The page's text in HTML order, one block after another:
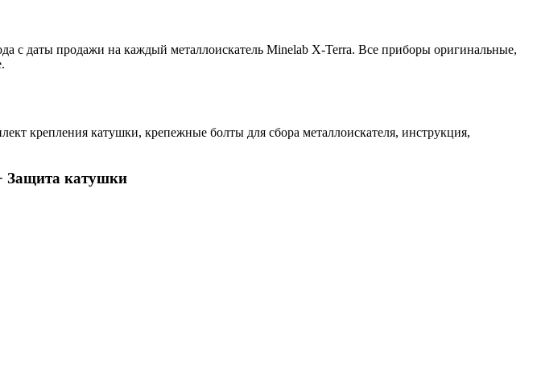
с даты продажи на каждый металлоискатель Minelab X-Terra. Все приборы оригинальные,
крепления катушки, крепежные болты для сбора металлоискателя, инструкция,
Защита катушки